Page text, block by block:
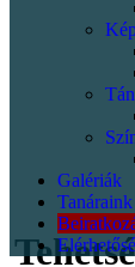
Galériák
Tanáraink
<p></p>